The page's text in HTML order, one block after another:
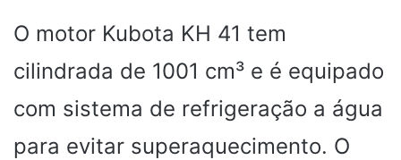
O motor Kubota KH 41 tem
cilindrada de 1001 cm³ e é equipado
com sistema de refrigeração a água
para evitar superaquecimento. O